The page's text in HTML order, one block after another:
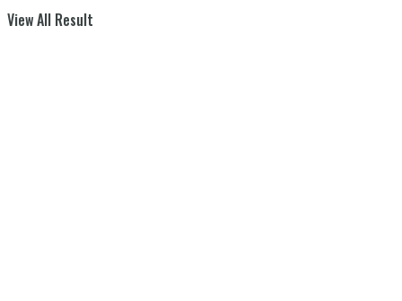
View All Result